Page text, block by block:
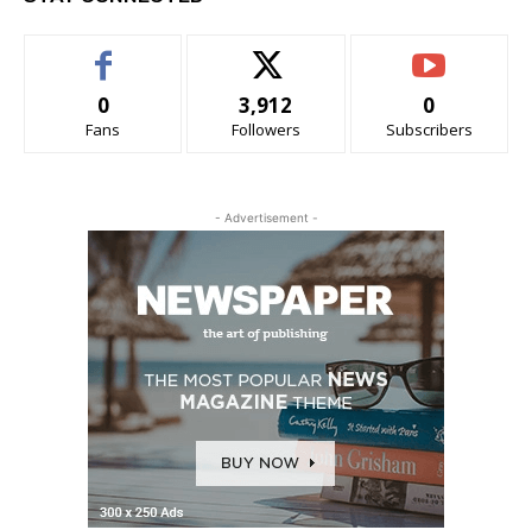
0
Fans
3,912
Followers
0
Subscribers
- Advertisement -